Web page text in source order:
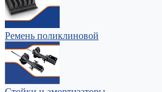
Ремень поликлиновой